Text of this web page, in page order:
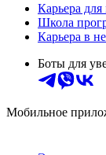
Карьера
Школа
Карьера в
Боты для
Мобильное